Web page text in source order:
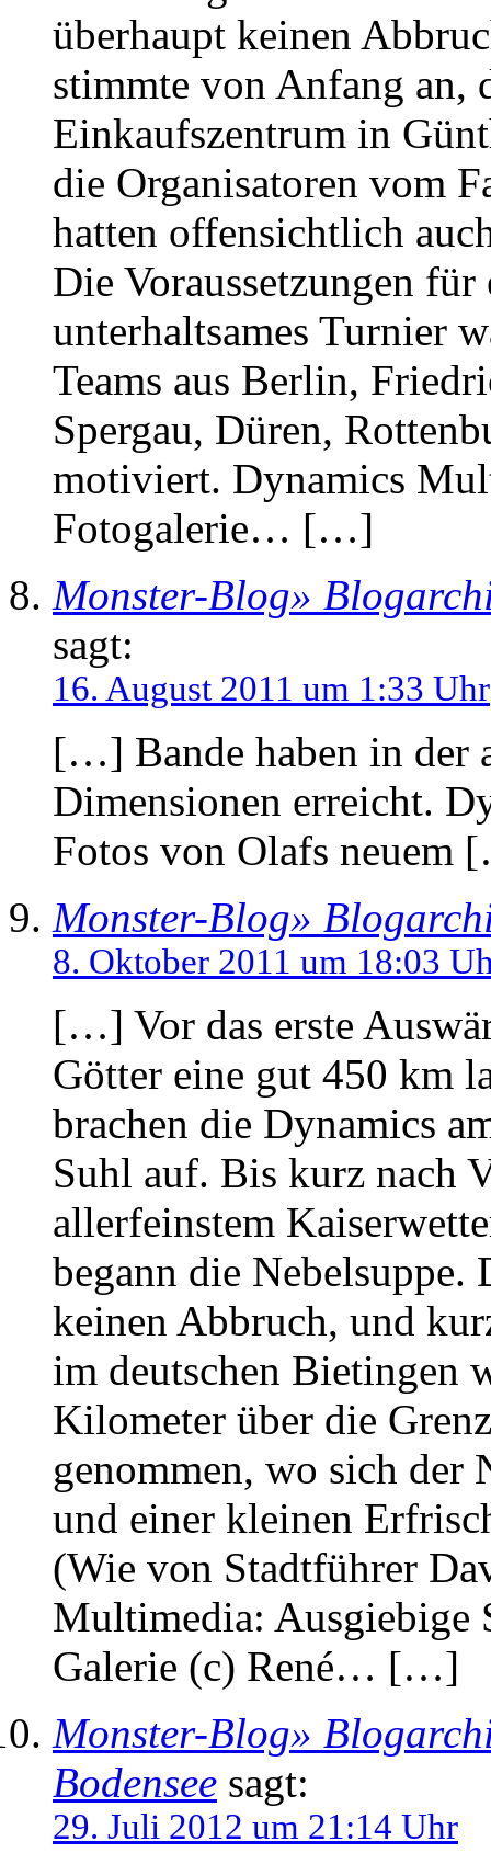
überhaupt keinen
stimmte von Anfang an,
Einkaufszentrum in
die Organisatoren vom
hatten offensichtlich
Die Voraussetzungen
unterhaltsames Turnier
Teams aus Berlin,
Spergau, Düren,
motiviert. Dynamics
Fotogalerie… […]
Monster-Blog»
sagt:
16. August 2011 um 1:33 Uhr
[…] Bande haben in der
Dimensionen erreicht.
Fotos von Olafs neuem
Monster-Blog»
8. Oktober 2011 um 18:03
[…] Vor das erste
Götter eine gut 450 km
brachen die Dynamics
Suhl auf. Bis kurz nach
allerfeinstem
begann die
keinen Abbruch, und
im deutschen Bietingen
Kilometer über die
genommen, wo sich der
und einer kleinen
(Wie von Stadtführer
Multimedia: Ausgiebige
Galerie (c) René… […]
Monster-Blog»
Bodensee sagt:
29. Juli 2012 um 21:14 Uhr